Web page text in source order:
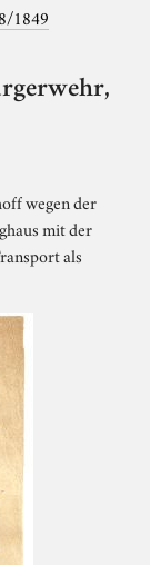
1849
wegen der
mit der
als